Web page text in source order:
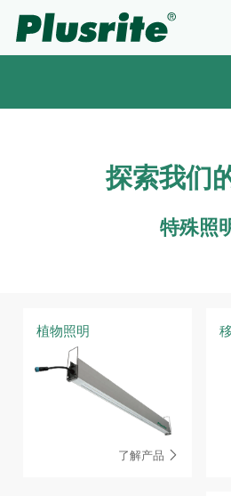
探索我们
特殊照
植物照明
了解产品 